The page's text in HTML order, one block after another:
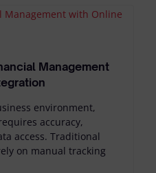
Management
environment,
accuracy,
access. Traditional
on manual tracking